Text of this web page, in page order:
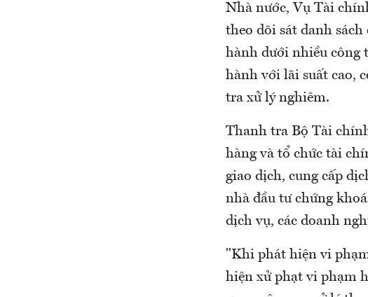
Nhà nước, Vụ Tài
theo dõi sát danh
hành dưới nhiều công
hành với lãi suất cao,
tra xử lý nghiêm.
Thanh tra Bộ Tài
hàng và tổ chức tài
giao dịch, cung cấp
nhà đầu tư chứng
dịch vụ, các doanh
"Khi phát hiện vi
hiện xử phạt vi phạm